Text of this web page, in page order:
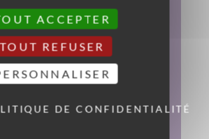
des os & des
articulations
DIFFÉRENTS SYMPTÔMES
PIERRES ASSOCIÉES
ACCEPTER
TOUT REFUSER
DE CONFIDENTIALITÉ